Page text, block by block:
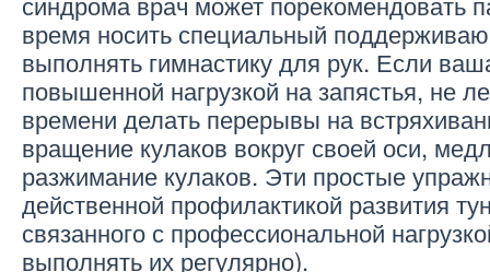
время носить специальный
выполнять гимнастику для рук. Если
повышенной нагрузкой на запястья, не
времени делать перерывы на
вращение кулаков вокруг своей оси,
разжимание кулаков. Эти простые
действенной профилактикой развития
связанного с профессиональной
выполнять их регулярно).